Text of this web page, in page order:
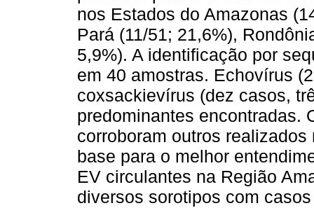
nos Estados do Amazonas
Pará (11/51; 21,6%),
5,9%). A identificação por
em 40 amostras. Echovírus
coxsackievírus (dez casos,
predominantes encontradas.
corroboram outros
base para o melhor
EV circulantes na Região
diversos sorotipos com